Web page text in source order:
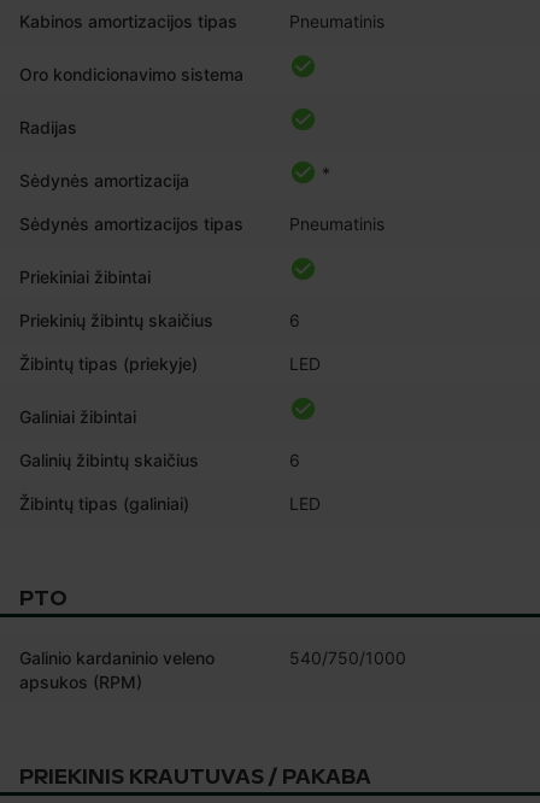
Kabinos amortizacijos tipas Pneumatinis
Oro kondicionavimo sistema
Radijas
Sėdynės amortizacija *
Sėdynės amortizacijos tipas Pneumatinis
Priekiniai žibintai
Priekinių žibintų skaičius 6
Žibintų tipas (priekyje) LED
Galiniai žibintai
Galinių žibintų skaičius 6
Žibintų tipas (galiniai) LED
PTO
Galinio kardaninio veleno
apsukos (RPM)
540/750/1000
PRIEKINIS KRAUTUVAS / PAKABA